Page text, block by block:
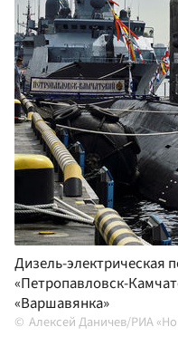
Дизель-электрическая
«Петропавловск-
«Варшавянка»
Алексей Даничев/РИА